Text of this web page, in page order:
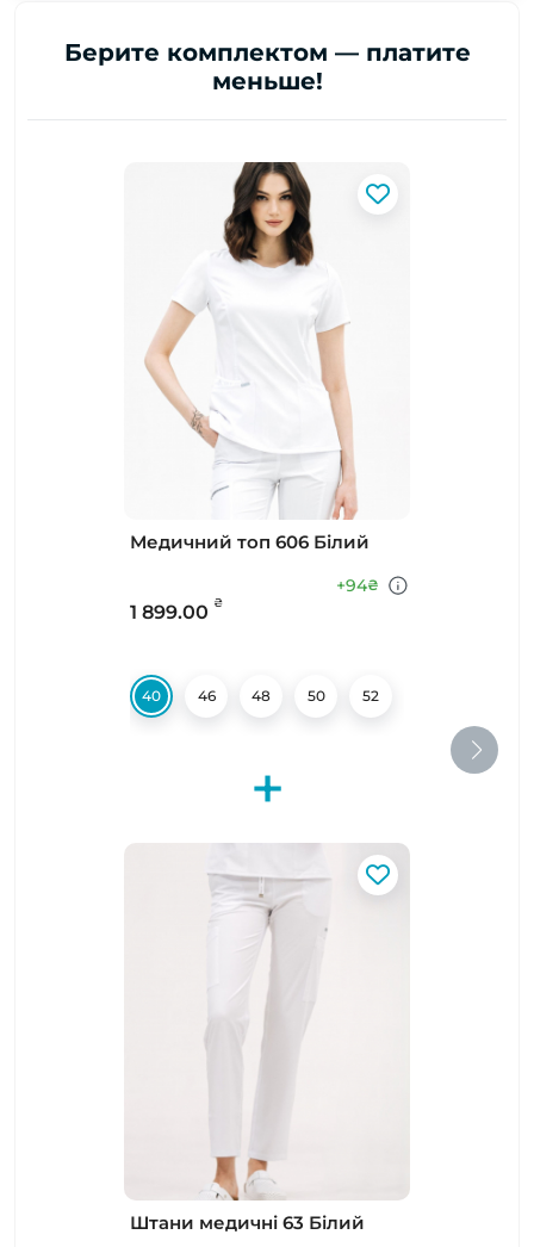
Берите комплектом — платите
меньше!
Медичний топ 606 Білий
1 899.00 ₴
+94₴
40 46 48 50 52
+
Штани медичні 63 Білий